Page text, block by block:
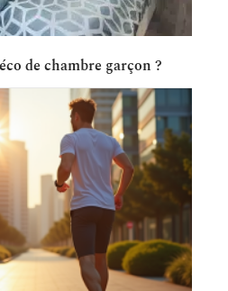
de chambre garçon ?